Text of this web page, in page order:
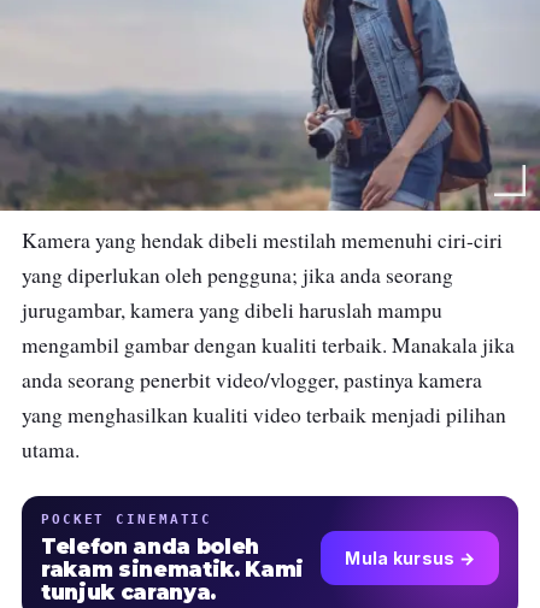
Kamera yang hendak dibeli mestilah memenuhi ciri-ciri
yang diperlukan oleh pengguna; jika anda seorang
jurugambar, kamera yang dibeli haruslah mampu
mengambil gambar dengan kualiti terbaik. Manakala jika
anda seorang penerbit video/vlogger, pastinya kamera
yang menghasilkan kualiti video terbaik menjadi pilihan
utama.
POCKET CINEMATIC
Telefon anda boleh
rakam sinematik. Kami
tunjuk caranya.
Mula kursus →